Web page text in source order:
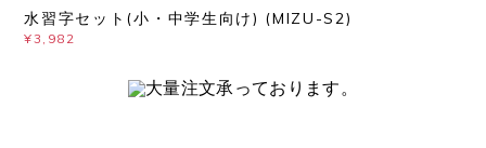
水習字セット(小・中学生向け) (MIZU-S2)
¥3,982